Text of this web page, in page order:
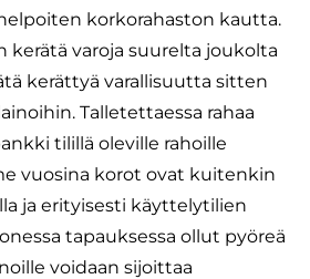
korkorahaston kautta.
kerätä varoja suurelta joukolta
kerättyä varallisuutta sitten
Talletettaessa rahaa
tilillä oleville rahoille
vuosina korot ovat kuitenkin
ja erityisesti käyttelytilien
tapauksessa ollut pyöreä
voidaan sijoittaa